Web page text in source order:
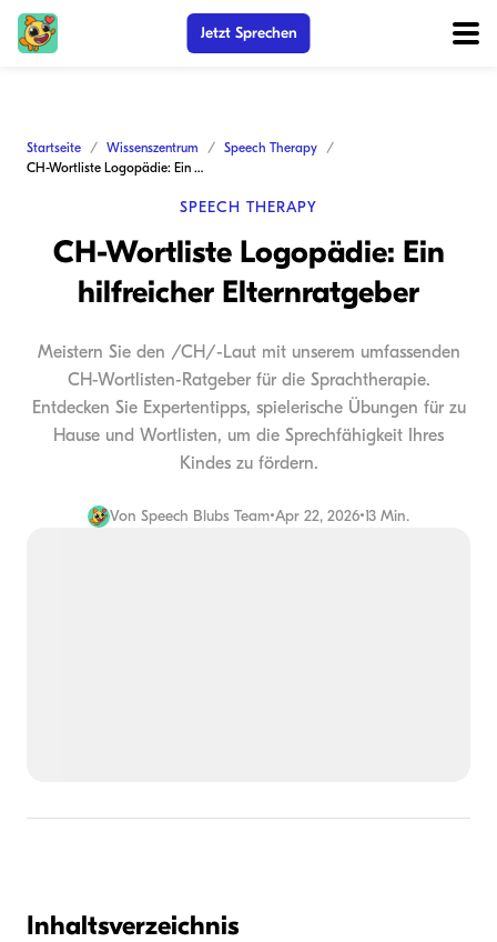
Jetzt Sprechen
Startseite Wissenszentrum
Speech Therapy
CH-Wortliste Logopädie: Ein hilfreicher Elternratgeber
SPEECH THERAPY
CH-Wortliste Logopädie: Ein
hilfreicher Elternratgeber
Meistern Sie den /CH/-Laut mit unserem umfassenden
CH-Wortlisten-Ratgeber für die Sprachtherapie.
Entdecken Sie Expertentipps, spielerische Übungen für zu
Hause und Wortlisten, um die Sprechfähigkeit Ihres
Kindes zu fördern.
Von Speech Blubs Team•Apr 22, 2026•13 Min.
Inhaltsverzeichnis